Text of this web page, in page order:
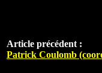
Article précédent :
Patrick Coulomb